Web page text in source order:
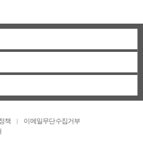
책
이메일무단수집거부